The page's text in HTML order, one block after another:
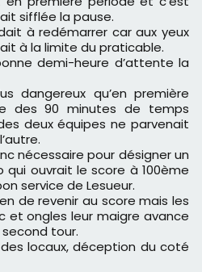
sifflée la pause.
à redémarrer car aux yeux
à la limite du praticable.
demi-heure d’attente la
dangereux qu’en première
des 90 minutes de temps
deux équipes ne parvenait
nécessaire pour désigner un
qui ouvrait le score à 100ème
service de Lesueur.
de revenir au score mais les
et ongles leur maigre avance
tour.
locaux, déception du coté